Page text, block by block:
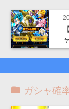
ガシャ確